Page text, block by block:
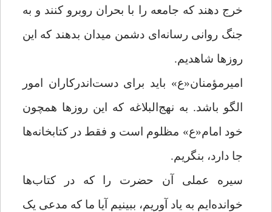
خرج دهند که جامعه را با بحران روبرو کنند و به
جنگ روانی رسانه‌ای دشمن میدان بدهند که این
روزها شاهدیم.
امیرمؤمنان«ع» باید برای دست‌اندرکاران امور
الگو باشد. به نهج‌البلاغه که این روزها همچون
خود امام«ع» مظلوم است و فقط در کتابخانه‌ها
جا دارد، بنگریم.
سیره عملی آن حضرت را که در کتاب‌ها
خوانده‌ایم به یاد آوریم، ببینیم آیا ما که مدعی یک